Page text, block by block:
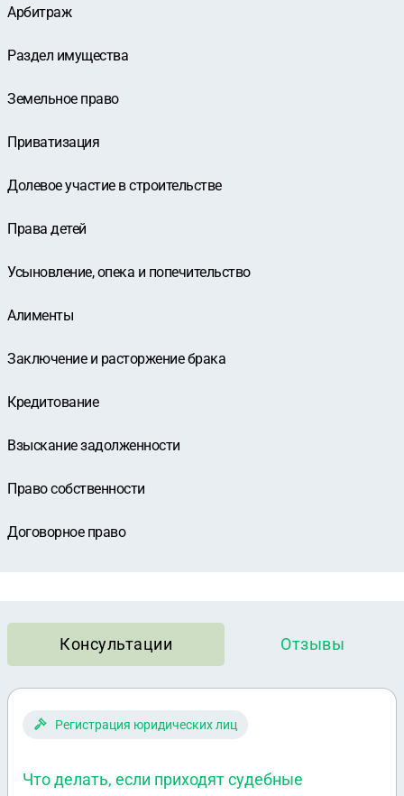
Арбитраж
Раздел имущества
Земельное право
Приватизация
Долевое участие в строительстве
Права детей
Усыновление, опека и попечительство
Алименты
Заключение и расторжение брака
Кредитование
Взыскание задолженности
Право собственности
Договорное право
Консультации Отзывы
Регистрация юридических лиц
Что делать, если приходят судебные